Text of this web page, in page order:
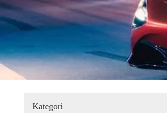
Kategori